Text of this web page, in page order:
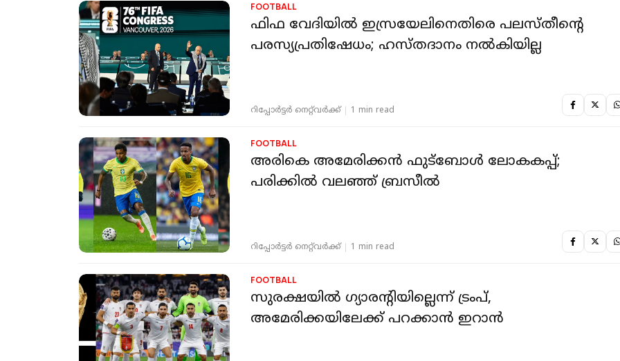
FOOTBALL
ഫിഫ വേദിയില്‍ ഇസ്രയേലിനെതിരെ പലസ്തീന്റെ
പരസ്യപ്രതിഷേധം; ഹസ്തദാനം നല്‍കിയില്ല
റിപ്പോർട്ടർ നെറ്റ്‌വര്‍ക്ക്‌ 1 min read
FOOTBALL
അരികെ അമേരിക്കന്‍ ഫുട്‌ബോള്‍ ലോകകപ്പ്;
പരിക്കില്‍ വലഞ്ഞ് ബ്രസീല്‍
റിപ്പോർട്ടർ നെറ്റ്‌വര്‍ക്ക്‌ 1 min read
FOOTBALL
സുരക്ഷയില്‍ ഗ്യാരന്റിയില്ലെന്ന് ട്രംപ്,
അമേരിക്കയിലേക്ക് പറക്കാന്‍ ഇറാന്‍